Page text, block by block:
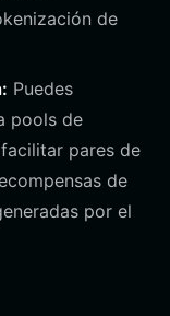
de
Puedes
pools de
pares de
de
por el